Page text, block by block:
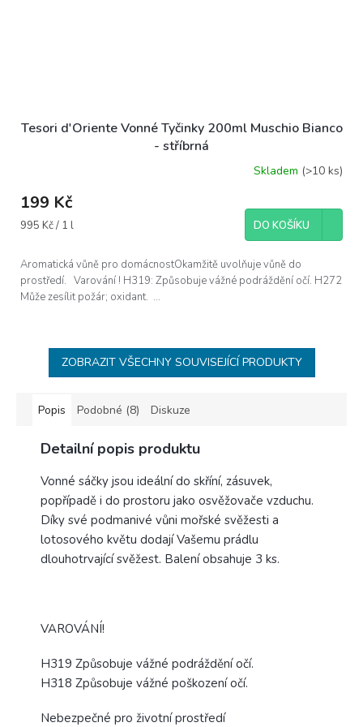
Tesori d'Oriente Vonné Tyčinky 200ml Muschio Bianco
- stříbrná
Skladem (>10 ks)
199 Kč
Měrná
995 Kč / 1 l DO KOŠÍKU
Aromatická vůně pro domácnostOkamžitě uvolňuje vůně do
prostředí. Varování ! H319: Způsobuje vážné podráždění očí. H272
Může zesílit požár; oxidant. ...
ZOBRAZIT VŠECHNY SOUVISEJÍCÍ PRODUKTY
Popis Podobné (8) Diskuze
Detailní popis produktu
Vonné sáčky jsou ideální do skříní, zásuvek,
popřípadě i do prostoru jako osvěžovače vzduchu.
Díky své podmanivé vůni mořské svěžesti a
lotosového květu dodají Vašemu prádlu
dlouhotrvající svěžest. Balení obsahuje 3 ks.
VAROVÁNÍ!
H319 Způsobuje vážné podráždění očí.
H318 Způsobuje vážné poškození očí.
Nebezpečné pro životní prostředí